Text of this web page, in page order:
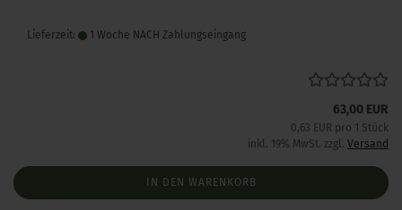
Lieferzeit: 1 Woche NACH Zahlungseingang
63,00 EUR
0,63 EUR pro 1 Stück
inkl. 19% MwSt. zzgl. Versand
IN DEN WARENKORB